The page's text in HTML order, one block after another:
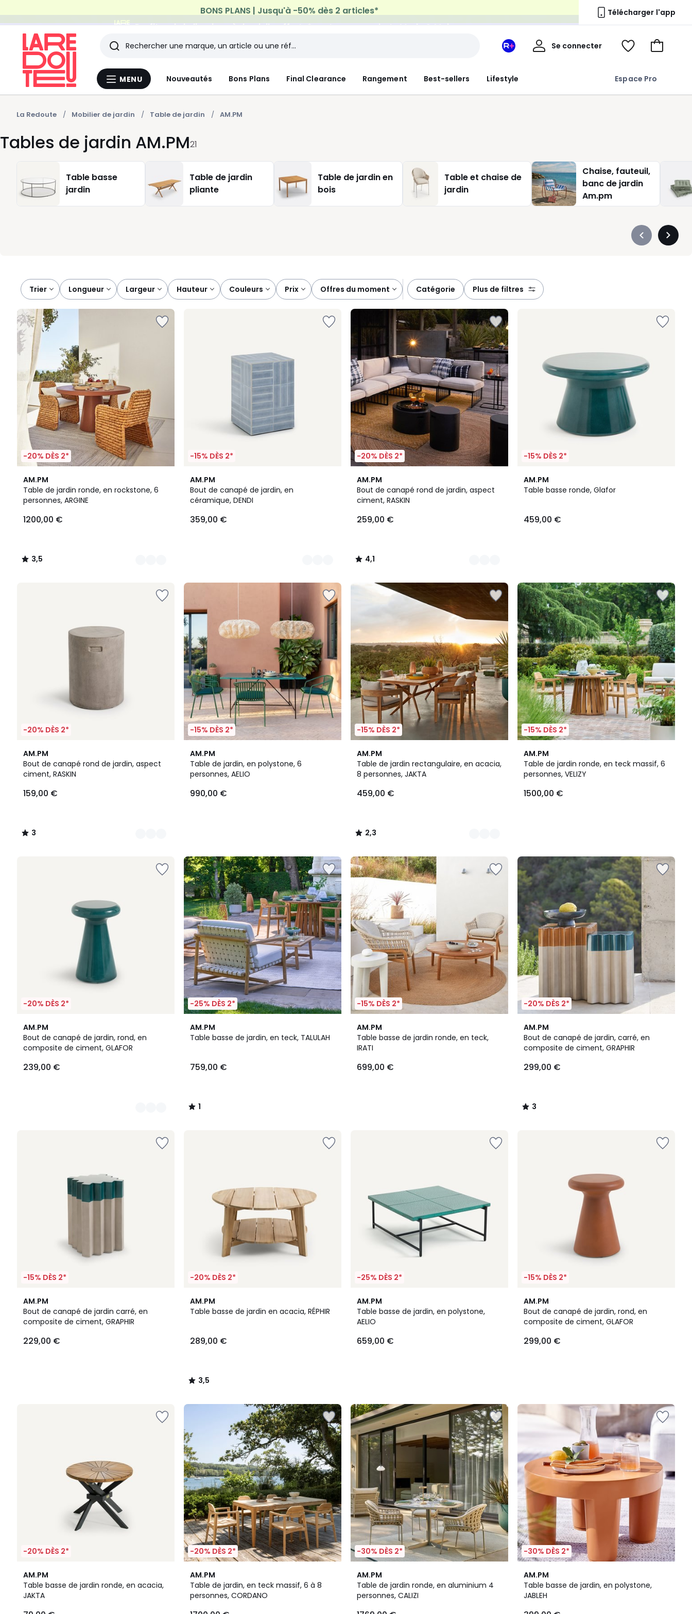
Profitez de la livraison à domicile offerte*sur tous vos achats Mode & Maison Télécharger l'app
Menu
MENU Nouveautés Bons Plans Final Clearance Rangement Best-sellers Lifestyle Espace Pro
Rechercher
Les
derniers
articles
consultés
Mon
Redoute
Se connecter
Mon
Voir
Aller
La Redoute Mobilier de jardin Table de jardin AM.PM
Tables de jardin AM.PM21
Table basse
jardin
Table de jardin
pliante
Table de jardin en
bois
Table et chaise de
jardin
Chaise, fauteuil,
banc de jardin
Am.pm
Précédent
Trier
longueur largeur hauteur couleurs prix offres du moment catégorie plus de filtres
-20% DÈS 2*
AM.PM
Table de jardin ronde, en rockstone, 6
personnes, ARGINE
€.
1200,00 €
3,5
/ 5
3
Couleurs
3,5
/
-15% DÈS 2*
AM.PM
Bout de canapé de jardin, en
céramique, DENDI
359,00 €
3
Couleurs
-20% DÈS 2*
AM.PM
Bout de canapé rond de jardin, aspect
ciment, RASKIN
259,00 €
4,1
/ 5
2
Couleurs
4,1
/
-15% DÈS 2*
AM.PM
Table basse ronde, Glafor
459,00 €
-20% DÈS 2*
AM.PM
Bout de canapé rond de jardin, aspect
ciment, RASKIN
159,00 €
3
/
5
3
Couleurs
3
/
-15% DÈS 2*
AM.PM
Table de jardin, en polystone, 6
personnes, AELIO
990,00 €
-15% DÈS 2*
AM.PM
Table de jardin rectangulaire, en acacia,
8 personnes, JAKTA
459,00 €
2,3
/ 5
2
Couleurs
2,3
/
-15% DÈS 2*
AM.PM
Table de jardin ronde, en teck massif, 6
personnes, VELIZY
1500,00 €
-20% DÈS 2*
AM.PM
Bout de canapé de jardin, rond, en
composite de ciment, GLAFOR
239,00 €
4
Couleurs
-25% DÈS 2*
AM.PM
Table basse de jardin, en teck, TALULAH
759,00 €
1
/
1
/
-15% DÈS 2*
AM.PM
Table basse de jardin ronde, en teck,
IRATI
699,00 €
-20% DÈS 2*
AM.PM
Bout de canapé de jardin, carré, en
composite de ciment, GRAPHIR
299,00 €
3
/
5
3
/
-15% DÈS 2*
AM.PM
Bout de canapé de jardin carré, en
composite de ciment, GRAPHIR
229,00 €
-20% DÈS 2*
AM.PM
Table basse de jardin en acacia, RÉPHIR
289,00 €
3,5
/ 5
3,5
/
-25% DÈS 2*
AM.PM
Table basse de jardin, en polystone,
AELIO
659,00 €
-15% DÈS 2*
AM.PM
Bout de canapé de jardin, rond, en
composite de ciment, GLAFOR
299,00 €
-20% DÈS 2*
AM.PM
Table basse de jardin ronde, en acacia,
JAKTA
4,7
/ 5
-20% DÈS 2*
AM.PM
Table de jardin, en teck massif, 6 à 8
personnes, CORDANO
5
/
5
-30% DÈS 2*
AM.PM
Table de jardin ronde, en aluminium 4
personnes, CALIZI
-30% DÈS 2*
AM.PM
Table basse de jardin, en polystone,
JABLEH